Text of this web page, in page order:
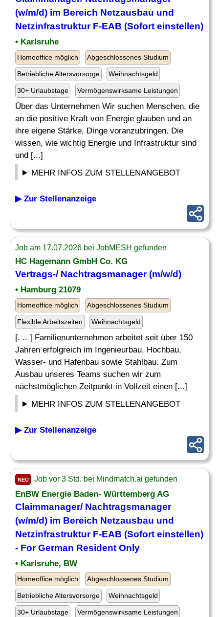
(w/m/d) im Bereich Netzausbau und
Netzinfrastruktur F-EAB (Sofort einstellen)
• Karlsruhe
Homeoffice möglich Abgeschlossenes Studium
Betriebliche Altersvorsorge Weihnachtsgeld
30+ Urlaubstage Vermögenswirksame Leistungen
Über das Unternehmen Wir suchen Menschen, die
an die positive Kraft von Energie glauben und an
ihre eigene Stärke, Dinge voranzubringen. Die
wissen, wie wichtig Energie und Infrastruktur sind
und [...]
MEHR INFOS ZUM STELLENANGEBOT
▶ Zur Stellenanzeige
Job am 17.07.2026 bei JobMESH gefunden
HC Hagemann GmbH Co. KG
Vertrags-/ Nachtragsmanager(m/w/d)
• Hamburg 21079
Homeoffice möglich Abgeschlossenes Studium
Flexible Arbeitszeiten Weihnachtsgeld
[. .. ] Familienunternehmen arbeitet seit über 150
Jahren erfolgreich im Ingenieurbau, Hochbau,
Wasser- und Hafenbau sowie Stahlbau. Zum
Ausbau unseres Teams suchen wir zum
nächstmöglichen Zeitpunkt in Vollzeit einen [...]
MEHR INFOS ZUM STELLENANGEBOT
▶ Zur Stellenanzeige
NEU Job vor 3 Std. bei Mindmatch.ai gefunden
EnBW Energie Baden- Württemberg AG
Claimmanager/ Nachtragsmanager
(w/m/d) im Bereich Netzausbau und
Netzinfrastruktur F-EAB (Sofort einstellen)
- For German Resident Only
• Karlsruhe, BW
Homeoffice möglich Abgeschlossenes Studium
Betriebliche Altersvorsorge Weihnachtsgeld
30+ Urlaubstage Vermögenswirksame Leistungen